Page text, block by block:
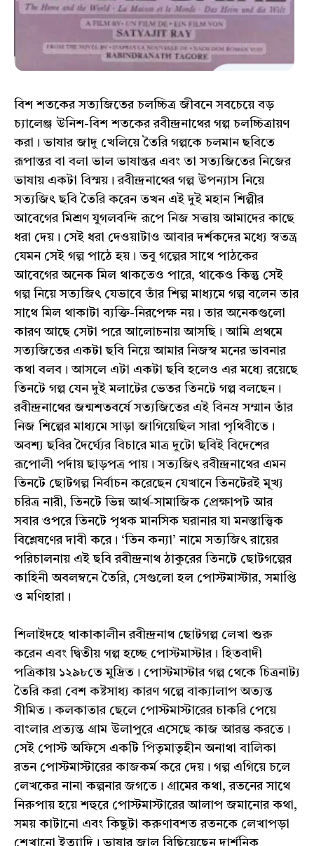
বিশ শতকের সত্যজিতের চলচ্চিত্র জীবনে সবচেয়ে বড়
চ্যালেঞ্জ উনিশ-বিশ শতকের রবীন্দ্রনাথের গল্প চলচ্চিত্রায়ণ
করা। ভাষার জাদু খেলিয়ে তৈরি গল্পকে চলমান ছবিতে
রূপান্তর বা বলা ভাল ভাষান্তর এবং তা সত্যজিতের নিজের
ভাষায় একটা বিস্ময়। রবীন্দ্রনাথের গল্প উপন্যাস নিয়ে
সত্যজিৎ ছবি তৈরি করেন তখন এই দুই মহান শিল্পীর
আবেগের মিশ্রণ যুগলবন্দি রূপে নিজ সত্তায় আমাদের কাছে
ধরা দেয়। সেই ধরা দেওয়াটাও আবার দর্শকদের মধ্যে স্বতন্ত্র
যেমন সেই গল্প পাঠে হয়। তবু গল্পের সাথে পাঠকের
আবেগের অনেক মিল থাকতেও পারে, থাকেও কিন্তু সেই
গল্প নিয়ে সত্যজিৎ যেভাবে তাঁর শিল্প মাধ্যমে গল্প বলেন তার
সাথে মিল থাকাটা ব্যক্তি-নিরপেক্ষ নয়। তার অনেকগুলো
কারণ আছে সেটা পরে আলোচনায় আসছি। আমি প্রথমে
সত্যজিতের একটা ছবি নিয়ে আমার নিজস্ব মনের ভাবনার
কথা বলব। আসলে এটা একটা ছবি হলেও এর মধ্যে রয়েছে
তিনটে গল্প যেন দুই মলাটের ভেতর তিনটে গল্প বলছেন।
রবীন্দ্রনাথের জন্মশতবর্ষে সত্যজিতের এই বিনম্র সম্মান তাঁর
নিজ শিল্পের মাধ্যমে সাড়া জাগিয়েছিল সারা পৃথিবীতে।
অবশ্য ছবির দৈর্ঘ্যের বিচারে মাত্র দুটো ছবিই বিদেশের
রূপোলী পর্দায় ছাড়পত্র পায়। সত্যজিৎ রবীন্দ্রনাথের এমন
তিনটে ছোটগল্প নির্বাচন করেছেন যেখানে তিনটেরই মূখ্য
চরিত্র নারী, তিনটে ভিন্ন আর্থ-সামাজিক প্রেক্ষাপট আর
সবার ওপরে তিনটে পৃথক মানসিক ঘরানার যা মনস্তাত্ত্বিক
বিশ্লেষণের দাবী করে। ‘তিন কন্যা’ নামে সত্যজিৎ রায়ের
পরিচালনায় এই ছবি রবীন্দ্রনাথ ঠাকুরের তিনটে ছোটগল্পের
কাহিনী অবলম্বনে তৈরি, সেগুলো হল পোস্টমাস্টার, সমাপ্তি
ও মণিহারা।
শিলাইদহে থাকাকালীন রবীন্দ্রনাথ ছোটগল্প লেখা শুরু
করেন এবং দ্বিতীয় গল্প হচ্ছে পোস্টমাস্টার। হিতবাদী
পত্রিকায় ১২৯৮তে মুদ্রিত। পোস্টমাস্টার গল্প থেকে চিত্রনাট্য
তৈরি করা বেশ কষ্টসাধ্য কারণ গল্পে বাক্যালাপ অত্যন্ত
সীমিত। কলকাতার ছেলে পোস্টমাস্টারের চাকরি পেয়ে
বাংলার প্রত্যন্ত গ্রাম উলাপুরে এসেছে কাজ আরম্ভ করতে।
সেই পোস্ট অফিসে একটি পিতৃমাতৃহীন অনাথা বালিকা
রতন পোস্টমাস্টারের কাজকর্ম করে দেয়। গল্প এগিয়ে চলে
লেখকের নানা কল্পনার জগতে। গ্রামের কথা, রতনের সাথে
নিরুপায় হয়ে শহুরে পোস্টমাস্টারের আলাপ জমানোর কথা,
সময় কাটানো এবং কিছুটা করুণাবশত রতনকে লেখাপড়া